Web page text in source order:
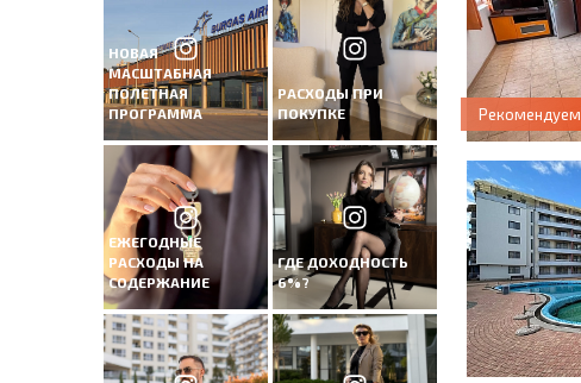
НОВАЯ
МАСШТАБНАЯ
ПОЛЕТНАЯ
ПРОГРАММА
РАСХОДЫ ПРИ
ПОКУПКЕ
ЕЖЕГОДНЫЕ
РАСХОДЫ НА
СОДЕРЖАНИЕ
ГДЕ ДОХОДНОСТЬ
6%?
Рекомендуем